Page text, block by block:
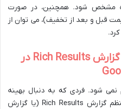
مشخص شود. همچنین، در صورت
قبل و بعد از تخفیف)، می توان از
پایش عملکرد: بررسی گزارش Rich Results در
نمی شود. فردی که به دنبال بهینه
سازی مداوم است، به طور منظم گزارش Rich Results (یا گزارش